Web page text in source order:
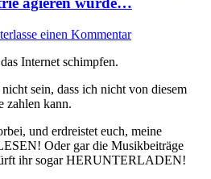
einen Kommentar
Internet schimpfen.
sein, dass ich nicht von diesem
zahlen kann.
und erdreistet euch, meine
Oder gar die Musikbeiträge
ihr sogar HERUNTERLADEN!